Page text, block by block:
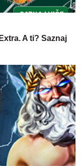
A ti? Saznaj